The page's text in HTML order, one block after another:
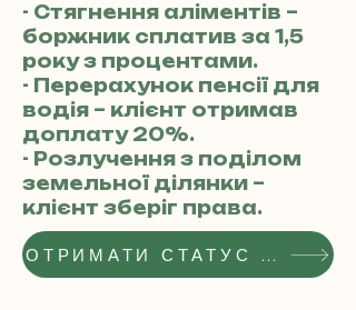
- Стягнення аліментів –
боржник сплатив за 1,5
року з процентами.
- Перерахунок пенсії для
водія – клієнт отримав
доплату 20%.
- Розлучення з поділом
земельної ділянки –
клієнт зберіг права.
ОТРИМАТИ СТАТУС РЕКОМЕНДОВАНОГО АДВОКАТА